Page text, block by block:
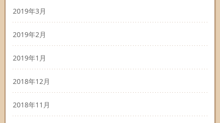
2019年3月
2019年2月
2019年1月
2018年12月
2018年11月